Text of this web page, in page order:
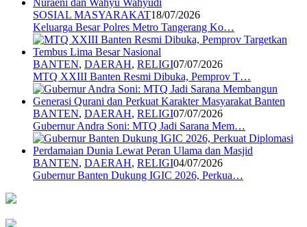
SOSIAL MASYARAKAT18/07/2026
Keluarga Besar Polres Metro Tangerang Ko…
BANTEN, DAERAH, RELIGI07/07/2026
MTQ XXIII Banten Resmi Dibuka, Pemprov T…
BANTEN, DAERAH, RELIGI07/07/2026
Gubernur Andra Soni: MTQ Jadi Sarana Mem…
BANTEN, DAERAH, RELIGI04/07/2026
Gubernur Banten Dukung IGIC 2026, Perkua…